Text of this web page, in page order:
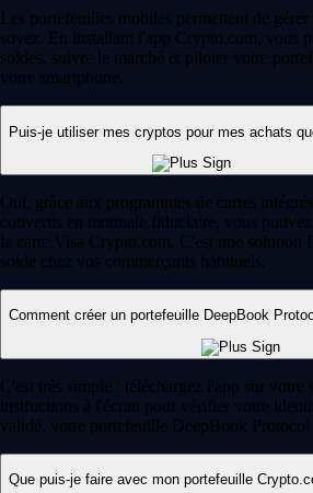
Les portefeuilles mobiles permettent de
soyez. En installant l'app Crypto.com, vous
soldes, suivre le marché et piloter votre
votre smartphone.
Puis-je utiliser mes cryptos pour mes achats
Oui, grâce aux programmes de cartes
convertis en monnaie fiduciaire, vous pouvez
la carte Visa Crypto.com. C'est une solution
solde chez vos commerçants habituels.
Comment créer un portefeuille DeepBook
C'est très simple : téléchargez l'app sur votre
instructions à l'écran pour vérifier votre
validé, votre portefeuille DeepBook Protocol
Que puis-je faire avec mon portefeuille